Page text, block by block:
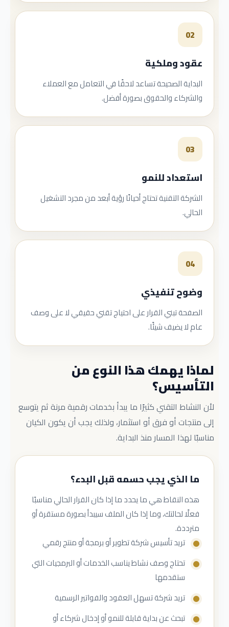
02
عقود وملكية
البداية الصحيحة تساعد لاحقًا في التعامل مع العملاء
والشركاء والحقوق بصورة أفضل.
03
استعداد للنمو
الشركة التقنية تحتاج أحيانًا رؤية أبعد من مجرد التشغيل
الحالي.
04
وضوح تنفيذي
الصفحة تبني القرار على احتياج تقني حقيقي لا على وصف
عام لا يضيف شيئًا.
لماذا يهمك هذا النوع من
التأسيس؟
لأن النشاط التقني كثيرًا ما يبدأ بخدمات رقمية مرنة ثم يتوسع
إلى منتجات أو فرق أو استثمار، ولذلك يجب أن يكون الكيان
مناسبًا لهذا المسار منذ البداية.
ما الذي يجب حسمه قبل البدء؟
هذه النقاط هي ما يحدد ما إذا كان القرار الحالي مناسبًا
فعلًا لحالتك، وما إذا كان الملف سيبدأ بصورة مستقرة أو
مترددة.
تريد تأسيس شركة تطوير أو برمجة أو منتج رقمي
تحتاج وصف نشاط يناسب الخدمات أو البرمجيات التي
ستقدمها
تريد شركة تسهل العقود والفواتير الرسمية
تبحث عن بداية قابلة للنمو أو إدخال شركاء أو